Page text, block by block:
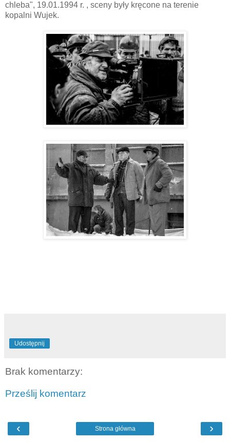
chleba", 19.01.1994 r. , sceny były kręcone na terenie
kopalni Wujek.
Udostępnij
Brak komentarzy:
Prześlij komentarz
‹ ›
Strona główna